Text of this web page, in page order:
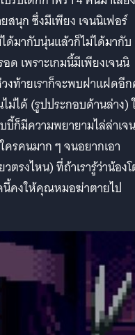
สนุก ซึ่งมีเพียง เจนนิเฟอร์
ด้มากับนุ่นแล้วก็ไม่ได้มากับ
ด เพราะเกมนี้มีเพียงเจนนิ
งท้ายเราก็จะพบฝาแฝดอี
ม่ได้ (รูปประกอบด้านล่าง)
บี้ก็มีความพยายามไล่ล่าเจ
ครคนมาก ๆ จนอยากเอา
ตรงไหน) ที่ถ้าเรารู้ว่าน้อง
นี้คงให้คุณหมอฆ่าตายไป